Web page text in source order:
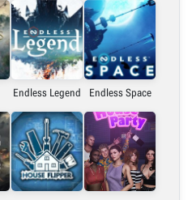
Endless Legend Endless Space